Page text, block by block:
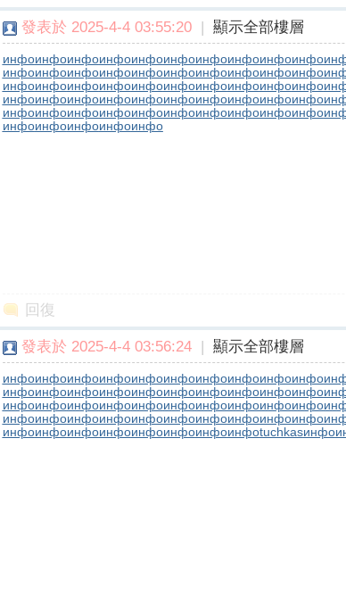
發表於 2025-4-4 03:55:20 | 顯示全部樓層
инфоинфоинфоинфоинфоинфоинфоинфоинфоинфо
инфоинфоинфоинфоинфоинфоинфоинфоинфоинфо
инфоинфоинфоинфоинфоинфоинфоинфоинфоинфо
инфоинфоинфоинфоинфоинфоинфоинфоинфоинфо
инфоинфоинфоинфоинфоинфоинфоинфоинфоинфо
инфоинфоинфоинфоинфо
回復
發表於 2025-4-4 03:56:24 | 顯示全部樓層
инфоинфоинфоинфоинфоинфоинфоинфоинфоинфо
инфоинфоинфоинфоинфоинфоинфоинфоинфоинфо
инфоинфоинфоинфоинфоинфоинфоинфоинфоинфо
инфоинфоинфоинфоинфоинфоинфоинфоинфоинфо
инфоинфоинфоинфоинфоинфоинфоинфоtuchkasинфо